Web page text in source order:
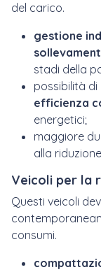
del carico.
gestione
stadi della
possibilità
efficienza
energetici;
maggiore
alla
Veicoli per la
Questi veicoli
consumi.